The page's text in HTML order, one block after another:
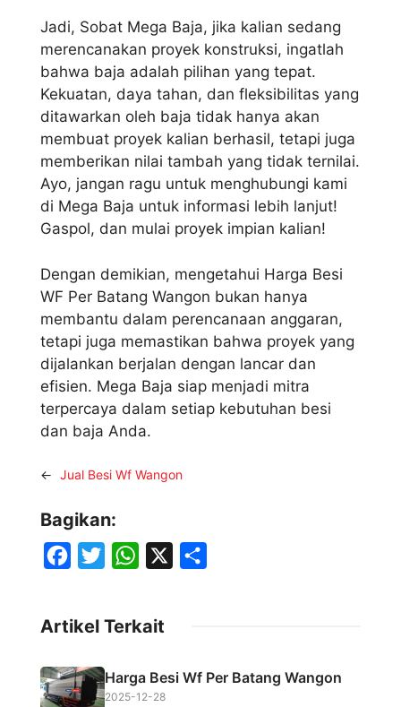
Jadi, Sobat Mega Baja, jika kalian sedang
merencanakan proyek konstruksi, ingatlah
bahwa baja adalah pilihan yang tepat.
Kekuatan, daya tahan, dan fleksibilitas yang
ditawarkan oleh baja tidak hanya akan
membuat proyek kalian berhasil, tetapi juga
memberikan nilai tambah yang tidak ternilai.
Ayo, jangan ragu untuk menghubungi kami
di Mega Baja untuk informasi lebih lanjut!
Gaspol, dan mulai proyek impian kalian!
Dengan demikian, mengetahui Harga Besi
WF Per Batang Wangon bukan hanya
membantu dalam perencanaan anggaran,
tetapi juga memastikan bahwa proyek yang
dijalankan berjalan dengan lancar dan
efisien. Mega Baja siap menjadi mitra
terpercaya dalam setiap kebutuhan besi
dan baja Anda.
← Jual Besi Wf Wangon
Bagikan:
e
b
o
t
e
t
A
Artikel Terkait
Harga Besi Wf Per Batang Wangon
2025-12-28